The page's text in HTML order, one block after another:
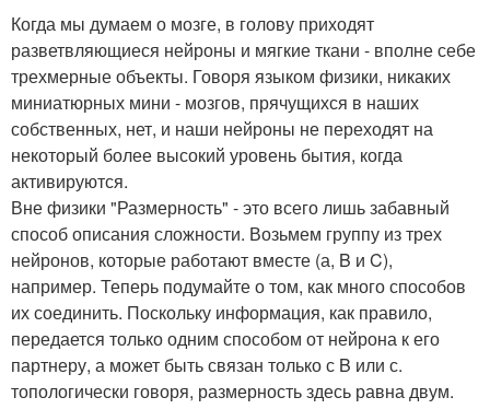
Когда мы думаем о мозге, в голову приходят
разветвляющиеся нейроны и мягкие ткани - вполне себе
трехмерные объекты. Говоря языком физики, никаких
миниатюрных мини - мозгов, прячущихся в наших
собственных, нет, и наши нейроны не переходят на
некоторый более высокий уровень бытия, когда
активируются.
Вне физики "Размерность" - это всего лишь забавный
способ описания сложности. Возьмем группу из трех
нейронов, которые работают вместе (а, B и C),
например. Теперь подумайте о том, как много способов
их соединить. Поскольку информация, как правило,
передается только одним способом от нейрона к его
партнеру, а может быть связан только с B или с.
топологически говоря, размерность здесь равна двум.